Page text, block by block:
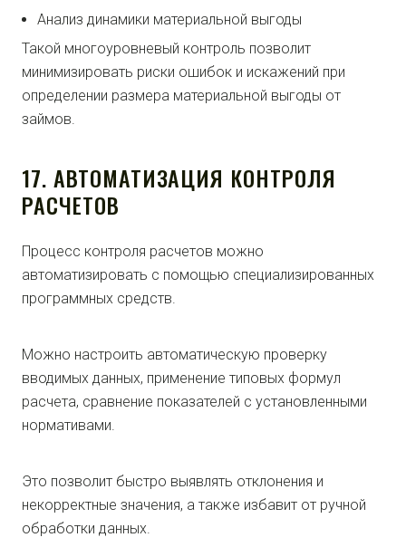
Анализ динамики материальной выгоды
Такой многоуровневый контроль позволит
минимизировать риски ошибок и искажений при
определении размера материальной выгоды от
займов.
17. АВТОМАТИЗАЦИЯ КОНТРОЛЯ
РАСЧЕТОВ
Процесс контроля расчетов можно
автоматизировать с помощью специализированных
программных средств.
Можно настроить автоматическую проверку
вводимых данных, применение типовых формул
расчета, сравнение показателей с установленными
нормативами.
Это позволит быстро выявлять отклонения и
некорректные значения, а также избавит от ручной
обработки данных.